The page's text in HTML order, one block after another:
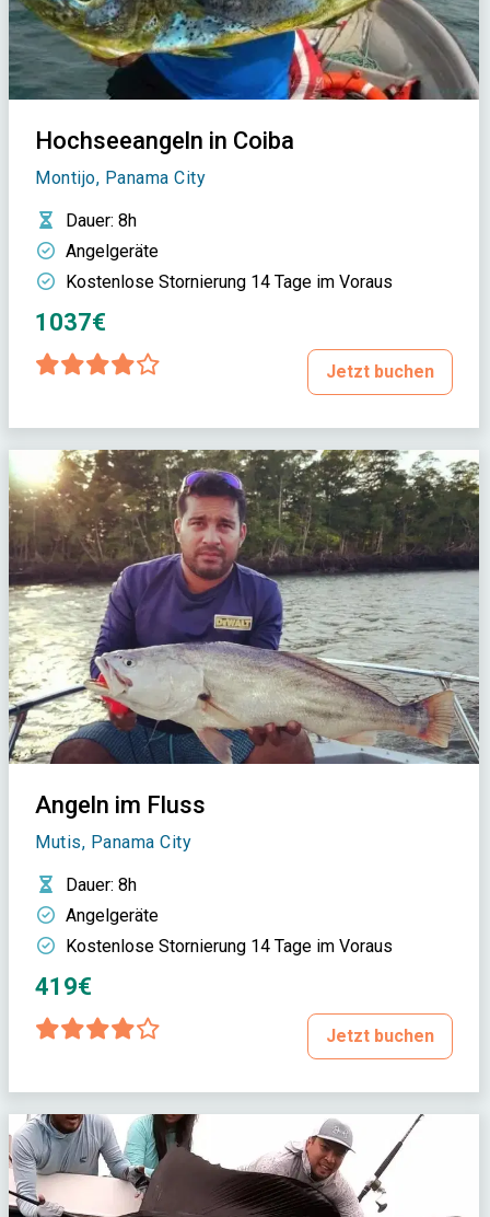
Hochseeangeln in Coiba
Montijo, Panama City
Dauer: 8h
Angelgeräte
Kostenlose Stornierung 14 Tage im Voraus
1037€
Jetzt buchen
Angeln im Fluss
Mutis, Panama City
Dauer: 8h
Angelgeräte
Kostenlose Stornierung 14 Tage im Voraus
419€
Jetzt buchen